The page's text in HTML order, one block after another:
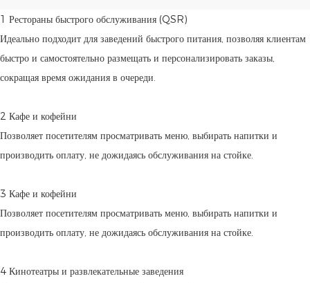
1 Рестораны быстрого обслуживания (QSR)
Идеально подходит для заведений быстрого питания, позволяя клиентам
быстро и самостоятельно размещать и персонализировать заказы,
сокращая время ожидания в очереди.
2 Кафе и кофейни
Позволяет посетителям просматривать меню, выбирать напитки и
производить оплату, не дожидаясь обслуживания на стойке.
3 Кафе и кофейни
Позволяет посетителям просматривать меню, выбирать напитки и
производить оплату, не дожидаясь обслуживания на стойке.
4 Кинотеатры и развлекательные заведения